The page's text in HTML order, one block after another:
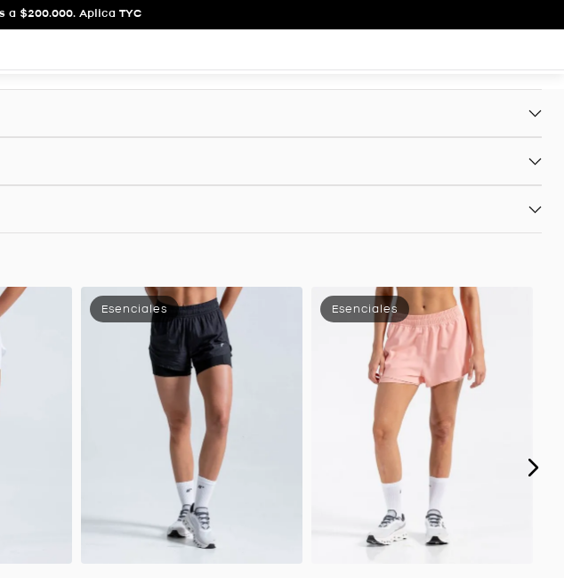
a $200.000. Aplica TYC